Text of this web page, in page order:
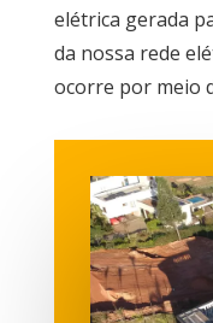
elétrica gerada
da nossa rede
ocorre por meio